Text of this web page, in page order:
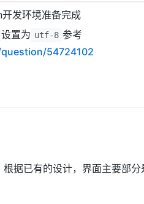
发环境准备完成
设置为 utf-8 参考
54724102
据已有的设计，界面主要部分